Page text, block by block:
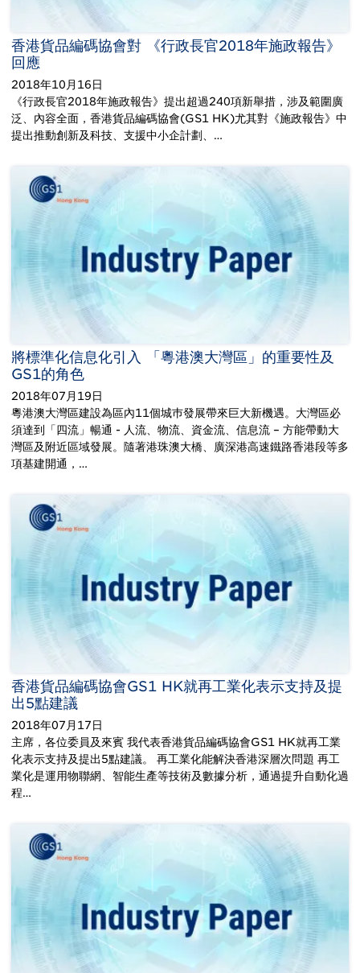
香港貨品編碼協會對 《行政長官2018年施政報告》
回應
2018年10月16日
《行政長官2018年施政報告》提出超過240項新舉措，涉及範圍廣
泛、內容全面，香港貨品編碼協會(GS1 HK)尤其對《施政報告》中
提出推動創新及科技、支援中小企計劃、…
將標準化信息化引入 「粵港澳大灣區」的重要性及
GS1的角色
2018年07月19日
粵港澳大灣區建設為區內11個城巿發展帶來巨大新機遇。大灣區必
須達到「四流」暢通 - 人流、物流、資金流、信息流 – 方能帶動大
灣區及附近區域發展。隨著港珠澳大橋、廣深港高速鐵路香港段等多
項基建開通，…
香港貨品編碼協會GS1 HK就再工業化表示支持及提
出5點建議
2018年07月17日
主席，各位委員及來賓 我代表香港貨品編碼協會GS1 HK就再工業
化表示支持及提出5點建議。 再工業化能解決香港深層次問題 再工
業化是運用物聯網、智能生產等技術及數據分析，通過提升自動化過
程…